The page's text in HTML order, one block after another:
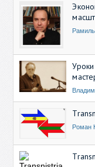
Роман